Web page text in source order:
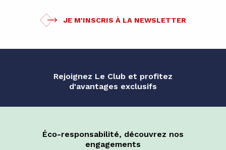
JE M'INSCRIS À LA NEWSLETTER
Rejoignez Le Club et profitez
d'avantages exclusifs
Éco-responsabilité, découvrez nos
engagements